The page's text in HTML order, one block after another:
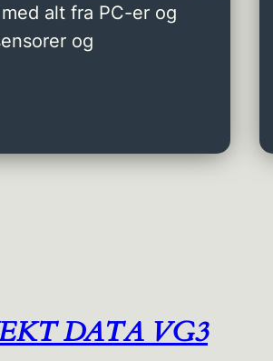
alt fra PC-er og
og
DATA VG3